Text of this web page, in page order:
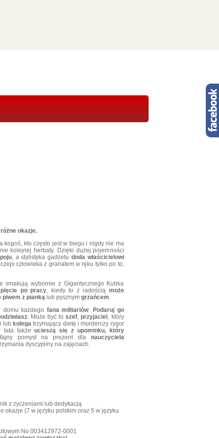
okazje.
kogoś, kto często jest w biegu i nigdy nie ma
kolejnej herbaty. Dzięki dużej pojemności
, a stylistyka gadżetu doda właścicielowi
człowieka z granatem w ręku tylko po to,
wybornie z Gigantycznego Kubka
po pracy, kiedy to z radością może
piwem z piankąlub pysznym grzańcem.
każdego fana militariów. Podaruj go
. Może być toszef,przyjaciel , który
lub kolega trzymający dietę i morderczy rygor
tata takżeucieszą się z upominku, który
pomysł na prezent dla nauczyciela
dyscypliny na zajęciach.
z życzeniami lub dedykacją
okazje (7 w języku polskim oraz 5 w języku
No 003412972-0001